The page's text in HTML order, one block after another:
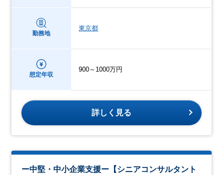
勤務地
東京都
想定年収
900～1000万円
詳しく見る
ー中堅・中小企業支援ー【シニアコンサルタント